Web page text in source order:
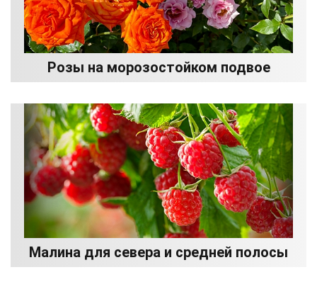
Розы на морозостойком подвое
Малина для севера и средней полосы